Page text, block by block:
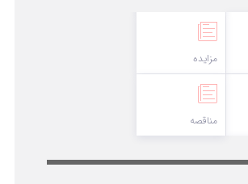
مزایده
مناقصه